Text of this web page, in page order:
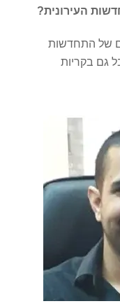
העירונית?
מ- 40- פרויקטים של התחדשות
גם בקריות